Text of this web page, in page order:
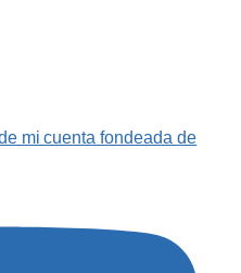
mi cuenta fondeada de